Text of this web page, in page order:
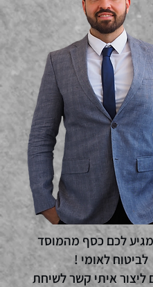
לכם כסף מהמוסד
לביטוח לאומי !
ליצור איתי קשר לשיחת